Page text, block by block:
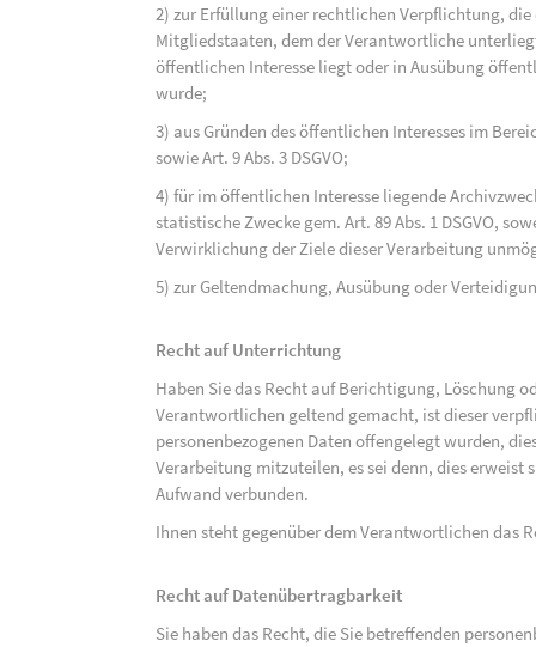
2) zur Erfüllung einer rechtlichen Verpflichtung,
Mitgliedstaaten, dem der Verantwortliche
öffentlichen Interesse liegt oder in Ausübung
wurde;
3) aus Gründen des öffentlichen Interesses im
sowie Art. 9 Abs. 3 DSGVO;
4) für im öffentlichen Interesse liegende
statistische Zwecke gem. Art. 89 Abs. 1 DSGVO,
Verwirklichung der Ziele dieser Verarbeitung
5) zur Geltendmachung, Ausübung oder
Recht auf Unterrichtung
Haben Sie das Recht auf Berichtigung, Löschung
Verantwortlichen geltend gemacht, ist dieser
personenbezogenen Daten offengelegt wurden,
Verarbeitung mitzuteilen, es sei denn, dies
Aufwand verbunden.
Ihnen steht gegenüber dem Verantwortlichen das
Recht auf Datenübertragbarkeit
Sie haben das Recht, die Sie betreffenden